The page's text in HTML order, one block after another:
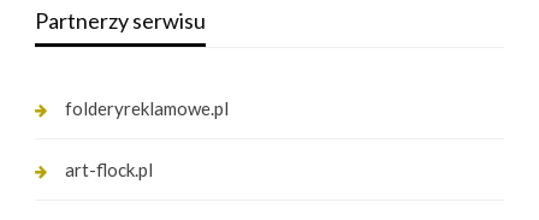
Partnerzy serwisu
folderyreklamowe.pl
art-flock.pl